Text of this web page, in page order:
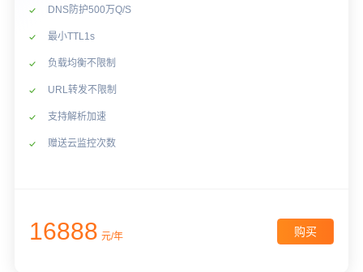
DNS防护500万Q/S
最小TTL1s
负载均衡不限制
URL转发不限制
支持解析加速
赠送云监控次数
16888 元/年 购买